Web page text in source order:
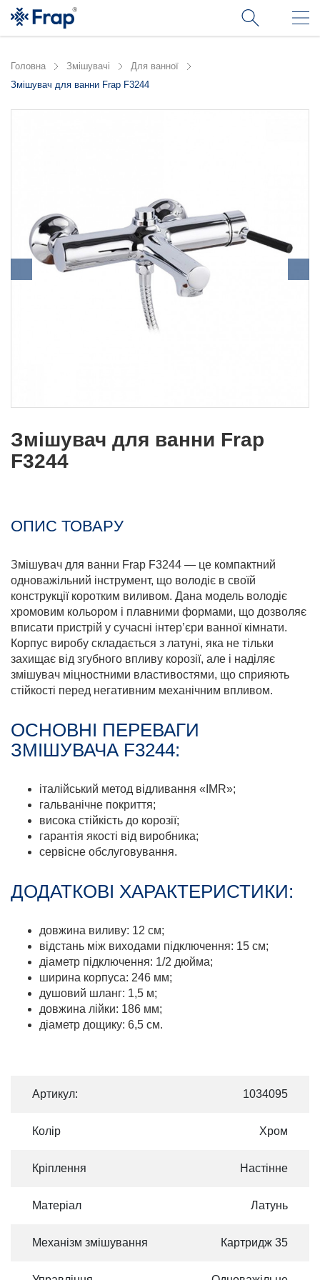
Головна Змішувачі
Для ванної
Змішувач для ванни Frap F3244
Змішувач для ванни Frap
F3244
ОПИС ТОВАРУ
Змішувач для ванни Frap F3244 — це компактний
одноважільний інструмент, що володіє в своїй
конструкції коротким виливом. Дана модель володіє
хромовим кольором і плавними формами, що дозволяє
вписати пристрій у сучасні інтер’єри ванної кімнати.
Корпус виробу складається з латуні, яка не тільки
захищає від згубного впливу корозії, але і наділяє
змішувач міцностними властивостями, що сприяють
стійкості перед негативним механічним впливом.
ОСНОВНІ ПЕРЕВАГИ
ЗМІШУВАЧА F3244:
італійський метод відливання «IMR»;
гальванічне покриття;
висока стійкість до корозії;
гарантія якості від виробника;
сервісне обслуговування.
ДОДАТКОВІ ХАРАКТЕРИСТИКИ:
довжина виливу: 12 см;
відстань між виходами підключення: 15 см;
діаметр підключення: 1/2 дюйма;
ширина корпуса: 246 мм;
душовий шланг: 1,5 м;
довжина лійки: 186 мм;
діаметр дощику: 6,5 см.
Артикул: 1034095
Колір Хром
Кріплення Настінне
Матеріал Латунь
Механізм змішування Картридж 35